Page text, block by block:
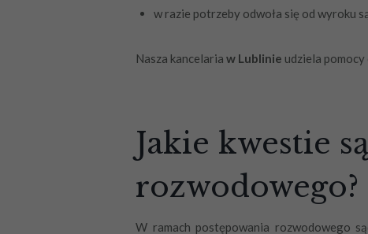
w razie potrzeby odwoła się od wyroku
Nasza kancelaria w Lublinie udziela
Jakie kwestie
rozwodowego?
W ramach postępowania rozwodowego